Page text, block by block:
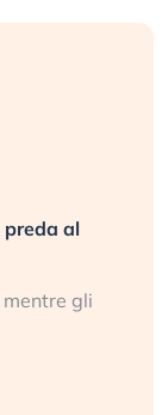
reale.
più